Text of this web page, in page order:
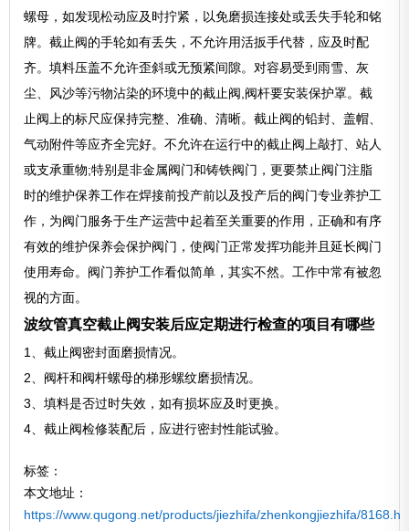
螺母，如发现松动应及时拧紧，以免磨损连接处或丢失手轮和铭
牌。截止阀的手轮如有丢失，不允许用活扳手代替，应及时配
齐。填料压盖不允许歪斜或无预紧间隙。对容易受到雨雪、灰
尘、风沙等污物沾染的环境中的截止阀,阀杆要安装保护罩。截
止阀上的标尺应保持完整、准确、清晰。截止阀的铅封、盖帽、
气动附件等应齐全完好。不允许在运行中的截止阀上敲打、站人
或支承重物;特别是非金属阀门和铸铁阀门，更要禁止阀门注脂
时的维护保养工作在焊接前投产前以及投产后的阀门专业养护工
作，为阀门服务于生产运营中起着至关重要的作用，正确和有序
有效的维护保养会保护阀门，使阀门正常发挥功能并且延长阀门
使用寿命。阀门养护工作看似简单，其实不然。工作中常有被忽
视的方面。
波纹管真空截止阀安装后应定期进行检查的项目有哪些
1、截止阀密封面磨损情况。
2、阀杆和阀杆螺母的梯形螺纹磨损情况。
3、填料是否过时失效，如有损坏应及时更换。
4、截止阀检修装配后，应进行密封性能试验。
标签：
本文地址：
https://www.qugong.net/products/jiezhifa/zhenkongjiezhifa/